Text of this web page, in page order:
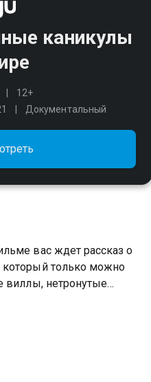
каникулы
12+
Документальный
вас ждет рассказ о
только можно
виллы, нетронутые
откройте для себя